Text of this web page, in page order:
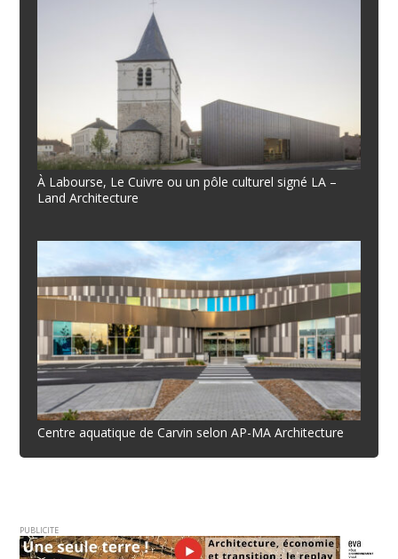
À Labourse, Le Cuivre ou un pôle culturel signé LA –
Land Architecture
Centre aquatique de Carvin selon AP-MA Architecture
PUBLICITE